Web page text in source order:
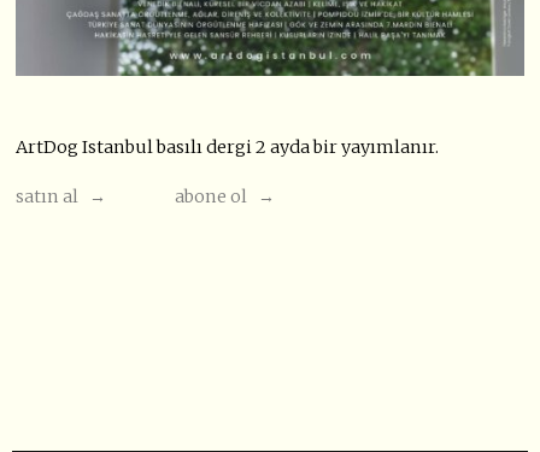
ArtDog Istanbul basılı dergi 2 ayda bir yayımlanır.
satın al → abone ol →